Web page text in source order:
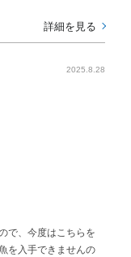
詳細を見る
2025.8.28
で、今度はこちらを
を入手できませんの